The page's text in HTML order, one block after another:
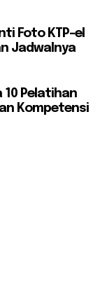
Foto KTP-el
Jadwalnya
10 Pelatihan
Kompetensi